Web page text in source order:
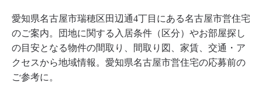
愛知県名古屋市瑞穂区田辺通4丁目にある名古屋市営住宅
のご案内。団地に関する入居条件（区分）やお部屋探し
の目安となる物件の間取り、間取り図、家賃、交通・ア
クセスから地域情報。愛知県名古屋市営住宅の応募前の
ご参考に。